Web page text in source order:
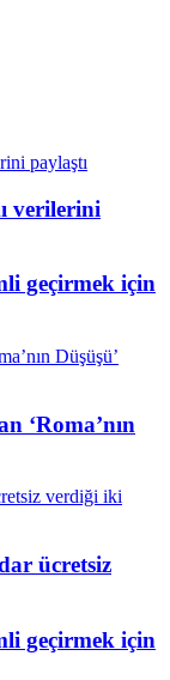
verilerini
geçirmek için
‘Roma’nın
ücretsiz
geçirmek için